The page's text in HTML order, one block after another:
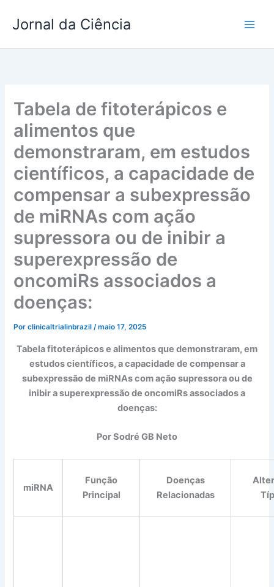
para
conteúdo
Jornal da Ciência
Tabela de fitoterápicos e
alimentos que
demonstraram, em estudos
científicos, a capacidade de
compensar a subexpressão
de miRNAs com ação
supressora ou de inibir a
superexpressão de
oncomiRs associados a
doenças:
Porclinicaltrialinbrazil/maio 17, 2025
Tabela fitoterápicos e alimentos que demonstraram, em
estudos científicos, a capacidade de compensar a
subexpressão de miRNAs com ação supressora ou de
inibir a superexpressão de oncomiRs associados a
doenças:
Por Sodré GB Neto
miRNA
Função
Principal
Doenças
Relacionadas